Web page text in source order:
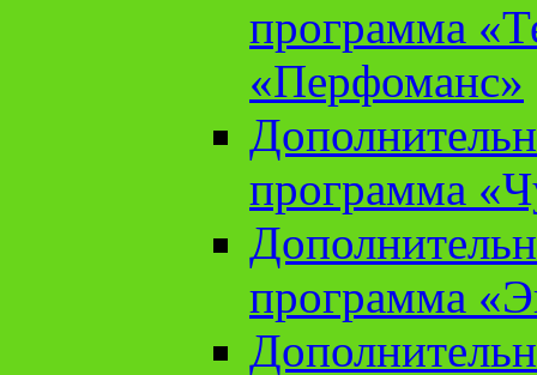
программа
«Перфоманс»
программа
программа